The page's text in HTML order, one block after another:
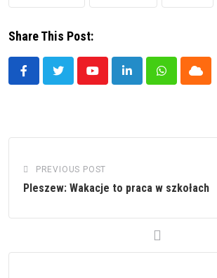
Share This Post:
YoutubeLinkedInWhatsappCloud
PREVIOUS POST
Pleszew: Wakacje to praca w szkołach